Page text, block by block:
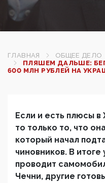
ГЛАВНАЯ
ОБЩЕЕ ДЕЛО
ПЛЯШЕМ ДАЛЬШЕ:
600 МЛН РУБЛЕЙ НА
Если и есть плюсы в
то только то, что
который начал
чиновников. В
проводит
Чечни, другие